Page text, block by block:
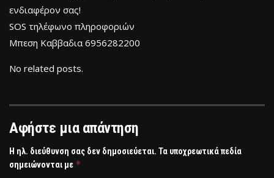
ενδιαφέρον σας!
SOS τηλέφωνο πληροφοριών
Μπεση Καββαδια 6956282200
No related posts.
Αφήστε μια απάντηση
Η ηλ. διεύθυνση σας δεν δημοσιεύεται. Τα υποχρεωτικά πεδία
σημειώνονται με *